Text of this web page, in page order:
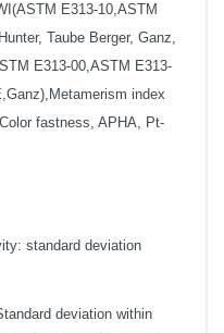
E313-10,ASTM
Taube Berger, Ganz,
E313-00,ASTM E313-
index
fastness, APHA, Pt-
standard deviation
deviation within